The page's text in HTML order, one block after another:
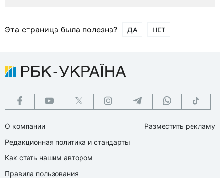
Эта страница была полезна? ДА НЕТ
О компании
Редакционная политика и стандарты
Как стать нашим автором
Правила пользования
Разместить рекламу